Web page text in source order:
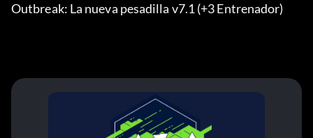
Outbreak: La nueva pesadilla v7.1 (+3 Entrenador)